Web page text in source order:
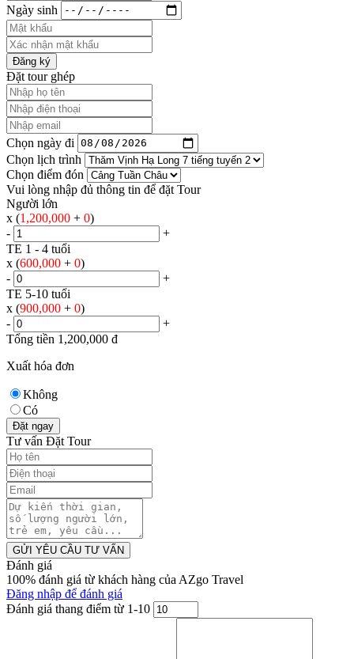
Ngày sinh
Đăng ký
Đặt tour ghép
Chọn ngày đi
Chọn lịch trình
Chọn điểm đón
Vui lòng nhập đủ thông tin để đặt Tour
Người lớn
x (1,200,000 + 0)
-
+
TE 1 - 4 tuổi
x (600,000 + 0)
-
+
TE 5-10 tuổi
x (900,000 + 0)
-
+
Tổng tiền 1,200,000 đ
Xuất hóa đơn
Không
Có
Đặt ngay
Tư vấn Đặt Tour
GỬI YÊU CẦU TƯ VẤN
Đánh giá
100% đánh giá từ khách hàng của AZgo Travel
Đăng nhập để đánh giá
Đánh giá thang điểm từ 1-10